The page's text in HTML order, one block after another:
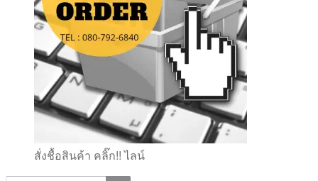
สั่งชื้อสินค้า คลิ๊ก!! ไลน์